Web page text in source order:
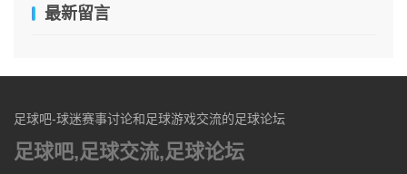
最新留言
足球吧-球迷赛事讨论和足球游戏交流的足球论坛
足球吧,足球交流,足球论坛